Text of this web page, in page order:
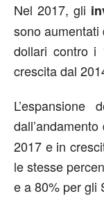
Nel 2017, gli
sono aumentati
dollari contro i
crescita dal
dall’andamento
2017 e in
le stesse
e a 80% per gli